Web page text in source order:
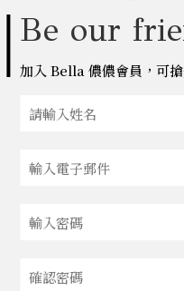
Be our
加入 Bella 儂儂會員，可